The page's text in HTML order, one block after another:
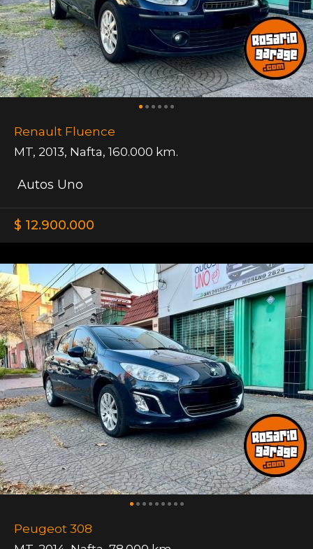
Renault Fluence
MT, 2013, Nafta, 160.000 km.
Autos Uno
$ 12.900.000
Peugeot 308